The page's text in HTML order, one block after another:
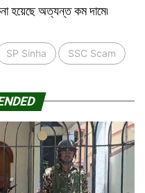
হয়েছে অত্যন্ত কম দামে৷
SP Sinha SSC Scam